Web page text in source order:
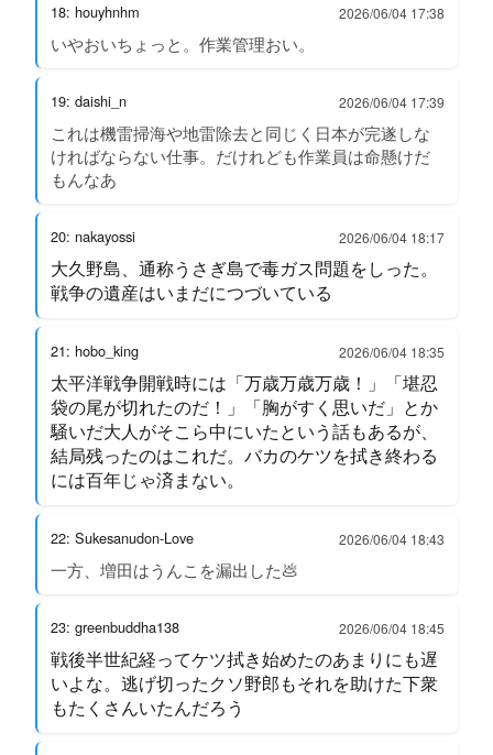
18: houyhnhm 2026/06/04 17:38
いやおいちょっと。作業管理おい。
19: daishi_n 2026/06/04 17:39
これは機雷掃海や地雷除去と同じく日本が完遂しな
ければならない仕事。だけれども作業員は命懸けだ
もんなあ
20: nakayossi 2026/06/04 18:17
大久野島、通称うさぎ島で毒ガス問題をしった。
戦争の遺産はいまだにつづいている
21: hobo_king 2026/06/04 18:35
太平洋戦争開戦時には「万歳万歳万歳！」「堪忍
袋の尾が切れたのだ！」「胸がすく思いだ」とか
騒いだ大人がそこら中にいたという話もあるが、
結局残ったのはこれだ。バカのケツを拭き終わる
には百年じゃ済まない。
22: Sukesanudon-Love 2026/06/04 18:43
一方、増田はうんこを漏出した💩
23: greenbuddha138 2026/06/04 18:45
戦後半世紀経ってケツ拭き始めたのあまりにも遅
いよな。逃げ切ったクソ野郎もそれを助けた下衆
もたくさんいたんだろう